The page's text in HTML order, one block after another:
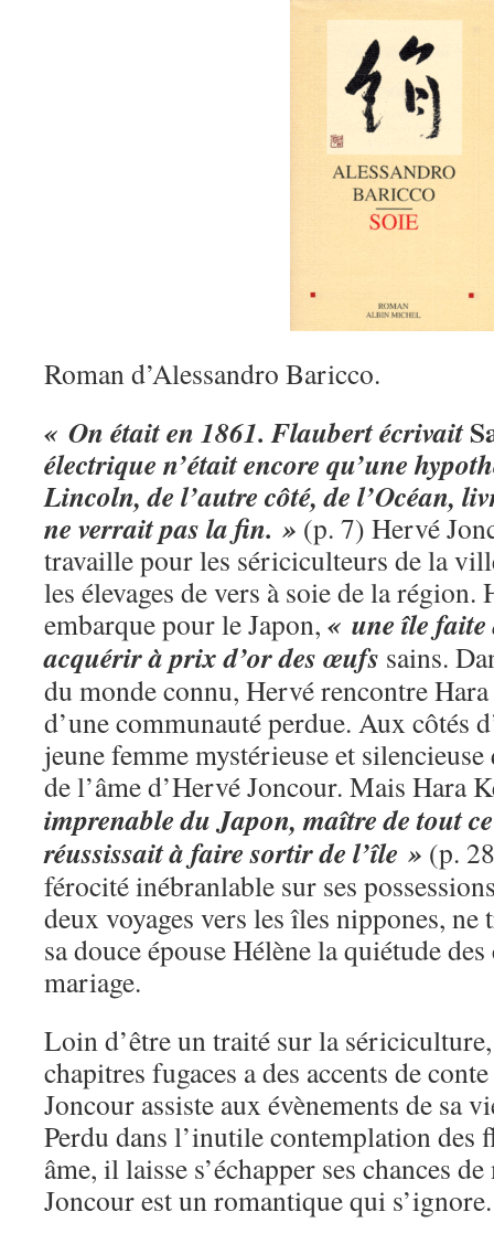
Roman d’Alessandro Baricco.
« On était en 1861. Flaubert écrivait
électrique n’était encore qu’une
Lincoln, de l’autre côté, de l’Océan,
ne verrait pas la fin. » (p. 7) Hervé
travaille pour les sériciculteurs de la
les élevages de vers à soie de la région.
embarque pour le Japon, « une île
acquérir à prix d’or des œufs sains.
du monde connu, Hervé rencontre
d’une communauté perdue. Aux côtés
jeune femme mystérieuse et
de l’âme d’Hervé Joncour. Mais Hara
imprenable du Japon, maître de tout
réussissait à faire sortir de l’île » (p.
férocité inébranlable sur ses
deux voyages vers les îles nippones, ne
sa douce épouse Hélène la quiétude
mariage.
Loin d’être un traité sur la
chapitres fugaces a des accents de
Joncour assiste aux évènements de sa
Perdu dans l’inutile contemplation des
âme, il laisse s’échapper ses chances
Joncour est un romantique qui s’ignore.